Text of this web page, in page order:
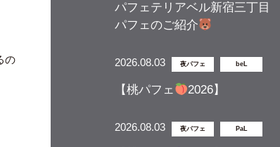
の
パフェテリアベル新宿三丁
パフェのご紹介
2026.08.03 夜パフェ beL
【桃パフェ 2026】
2026.08.03 夜パフェ PaL